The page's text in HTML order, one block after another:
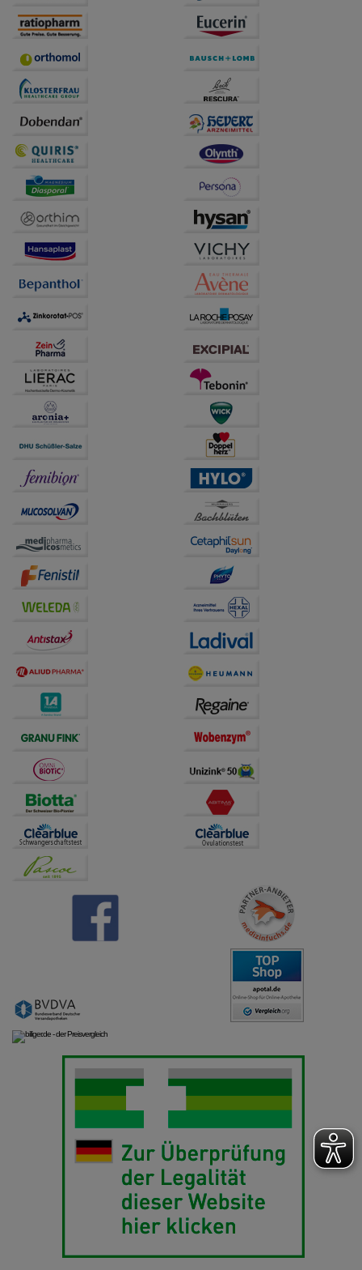
betreiben.
Statistik & Tracking:
Hierüber lassen sich
Informationen über die Art und Weise der Nutzung
Website weiter für Sie optimieren können, den Inhalt
auf unserer Website aber auch die Werbung auf
Drittseiten möglichst relevant für Sie zu gestalten.
Bitte beachten Sie, dass Daten hierfür teilweise an
Dritte wie z.B. Google oder soziale Medien
übertragen werden.